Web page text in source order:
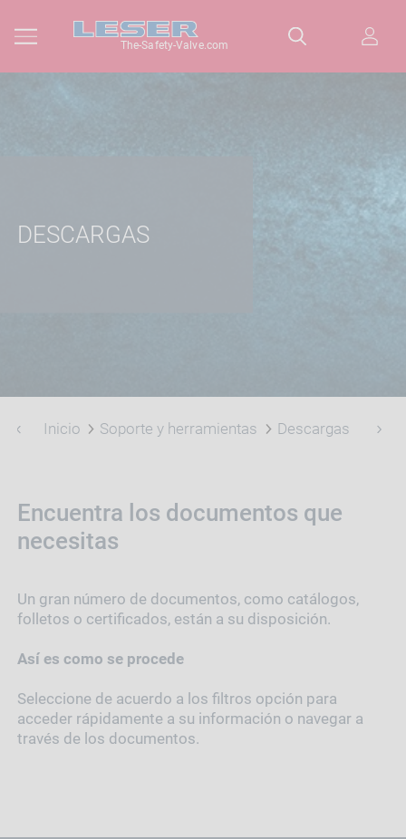
The-Safety-Valve.com
DESCARGAS
Inicio Soporte y herramientas Descargas
Encuentra los documentos que
necesitas
Un gran número de documentos, como catálogos,
folletos o certificados, están a su disposición.
Así es como se procede
Seleccione de acuerdo a los filtros opción para
acceder rápidamente a su información o navegar a
través de los documentos.